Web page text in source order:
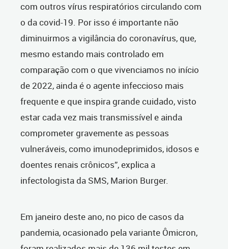
com outros vírus respiratórios circulando com
o da covid-19. Por isso é importante não
diminuirmos a vigilância do coronavírus, que,
mesmo estando mais controlado em
comparação com o que vivenciamos no início
de 2022, ainda é o agente infeccioso mais
frequente e que inspira grande cuidado, visto
estar cada vez mais transmissível e ainda
comprometer gravemente as pessoas
vulneráveis, como imunodeprimidos, idosos e
doentes renais crônicos”, explica a
infectologista da SMS, Marion Burger.
Em janeiro deste ano, no pico de casos da
pandemia, ocasionado pela variante Ômicron,